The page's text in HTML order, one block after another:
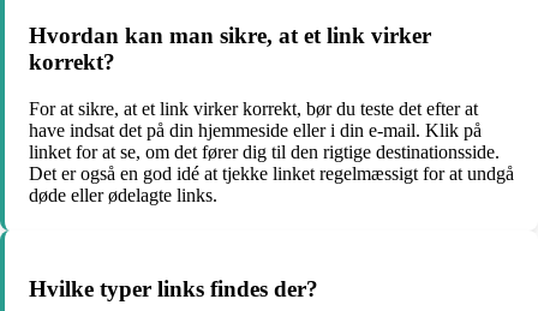
Hvordan kan man sikre, at et link virker
korrekt?
For at sikre, at et link virker korrekt, bør du teste det efter at
have indsat det på din hjemmeside eller i din e-mail. Klik på
linket for at se, om det fører dig til den rigtige destinationsside.
Det er også en god idé at tjekke linket regelmæssigt for at undgå
døde eller ødelagte links.
Hvilke typer links findes der?